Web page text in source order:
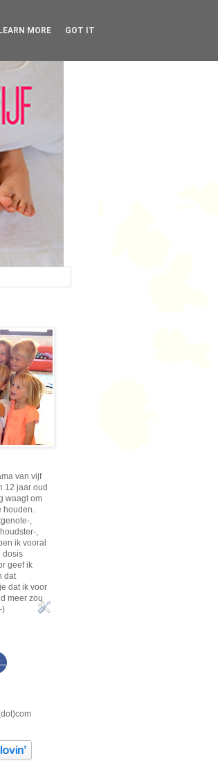
van vijf
12 jaar oud
waagt om
houden.
,
,
ik vooral
dosis
geef ik
dat
dat ik voor
meer zou
)
LEARN MORE GOT IT